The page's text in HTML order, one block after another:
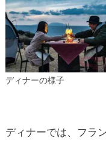
ディナーの様子
ディナーでは、フラ